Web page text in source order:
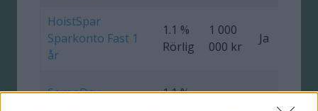
HoistSpar
Sparkonto Fast 1
år
1.1 %
Rörlig
1 000
000 kr
Ja
SevenDay
1.1 %